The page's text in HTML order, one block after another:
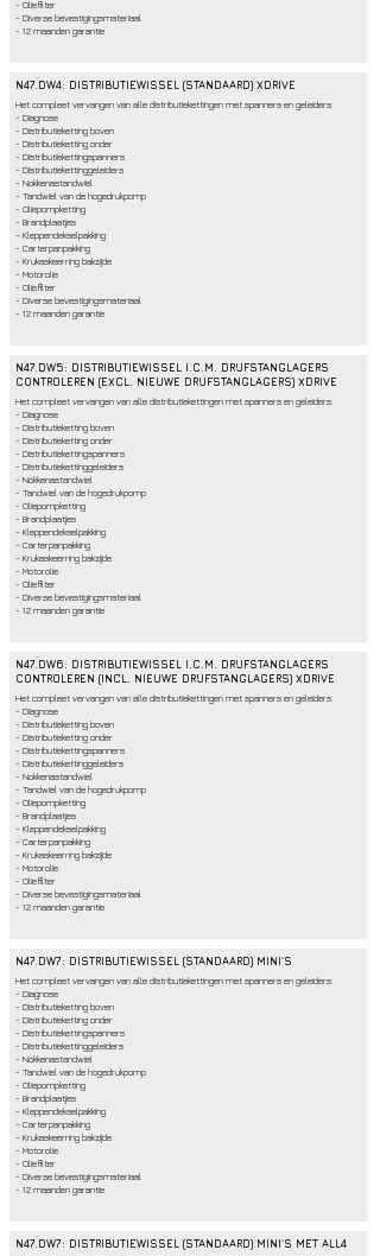
- Oliefilter
- Diverse bevestigingsmateriaal
- 12 maanden garantie
N47.DW4: DISTRIBUTIEWISSEL (STANDAARD) XDRIVE
Het compleet vervangen van alle distributiekettingen met spanners en geleiders:
- Diagnose
- Distributieketting boven
- Distributieketting onder
- Distributiekettingspanners
- Distributiekettinggeleiders
- Nokkenastandwiel
- Tandwiel van de hogedrukpomp
- Oliepompketting
- Brandplaatjes
- Kleppendekselpakking
- Carterpanpakking
- Krukaskeerring bakzijde
- Motorolie
- Oliefilter
- Diverse bevestigingsmateriaal
- 12 maanden garantie
N47.DW5: DISTRIBUTIEWISSEL I.C.M. DRIJFSTANGLAGERS
CONTROLEREN (EXCL. NIEUWE DRIJFSTANGLAGERS) XDRIVE
Het compleet vervangen van alle distributiekettingen met spanners en geleiders:
- Diagnose
- Distributieketting boven
- Distributieketting onder
- Distributiekettingspanners
- Distributiekettinggeleiders
- Nokkenastandwiel
- Tandwiel van de hogedrukpomp
- Oliepompketting
- Brandplaatjes
- Kleppendekselpakking
- Carterpanpakking
- Krukaskeerring bakzijde
- Motorolie
- Oliefilter
- Diverse bevestigingsmateriaal
- 12 maanden garantie
N47.DW6: DISTRIBUTIEWISSEL I.C.M. DRIJFSTANGLAGERS
CONTROLEREN (INCL. NIEUWE DRIJFSTANGLAGERS) XDRIVE
Het compleet vervangen van alle distributiekettingen met spanners en geleiders:
- Diagnose
- Distributieketting boven
- Distributieketting onder
- Distributiekettingspanners
- Distributiekettinggeleiders
- Nokkenastandwiel
- Tandwiel van de hogedrukpomp
- Oliepompketting
- Brandplaatjes
- Kleppendekselpakking
- Carterpanpakking
- Krukaskeerring bakzijde
- Motorolie
- Oliefilter
- Diverse bevestigingsmateriaal
- 12 maanden garantie
N47.DW7: DISTRIBUTIEWISSEL (STANDAARD) MINI´S
Het compleet vervangen van alle distributiekettingen met spanners en geleiders:
- Diagnose
- Distributieketting boven
- Distributieketting onder
- Distributiekettingspanners
- Distributiekettinggeleiders
- Nokkenastandwiel
- Tandwiel van de hogedrukpomp
- Oliepompketting
- Brandplaatjes
- Kleppendekselpakking
- Carterpanpakking
- Krukaskeerring bakzijde
- Motorolie
- Oliefilter
- Diverse bevestigingsmateriaal
- 12 maanden garantie
N47.DW7: DISTRIBUTIEWISSEL (STANDAARD) MINI´S MET ALL4